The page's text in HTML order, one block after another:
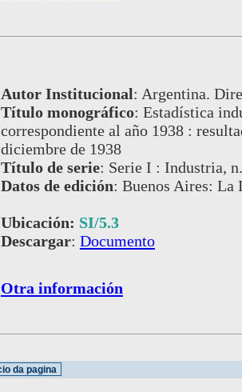
Autor Institucional: Argentina.
Título monográfico: Estadística
correspondiente al año 1938 :
diciembre de 1938
Título de serie: Serie I : Industria,
Datos de edición: Buenos Aires: La
Ubicación: SI/5.3
Descargar: Documento
Otra información